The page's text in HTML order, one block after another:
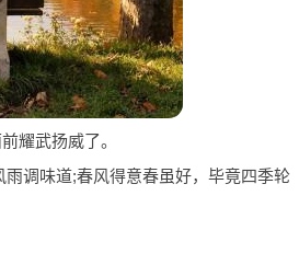
耀武扬威了。
调味道;春风得意春虽好，毕竟四季轮